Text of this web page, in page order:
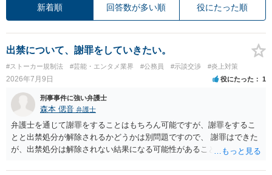
新着順 回答数が多い順 役にたった順
出禁について、謝罪をしていきたい。
#ストーカー規制法 #芸能・エンタメ業界 #公務員 #示談交渉 #炎上対策
2026年7月9日 役にたった 1
刑事事件に強い弁護士
森本 偲音 弁護士
弁護士を通じて謝罪をすることはもちろん可能ですが、謝罪をするこ
とと出禁処分が解除されるかどうかは別問題ですので、 謝罪はできた
が、出禁処分は解除されない結果になる可能性があることを踏まえた